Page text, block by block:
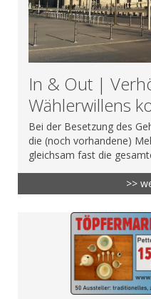
In & Out |
Wählerwillens
Bei der Besetzung des
die (noch vorhandene)
gleichsam fast die
>>